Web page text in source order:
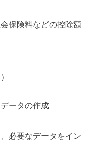
保険料などの控除額
ータの作成
必要なデータをイン